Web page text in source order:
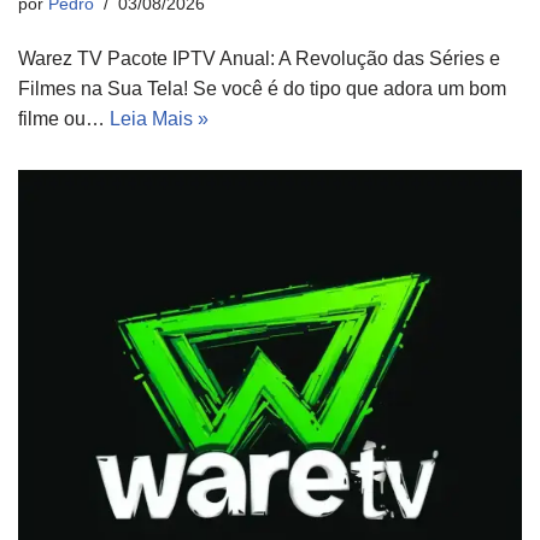
Warez TV Pacote IPTV Anual: A Revolução das Séries e
Filmes na Sua Tela! Se você é do tipo que adora um bom
filme ou… Leia Mais »